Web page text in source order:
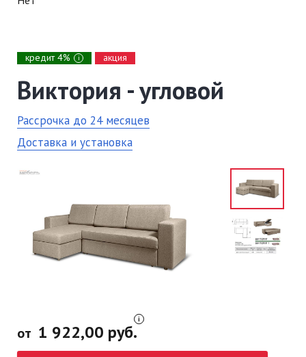
кредит 4% i акция
Виктория - угловой
Рассрочка до 24 месяцев
Доставка и установка
от 1 922,00 руб.